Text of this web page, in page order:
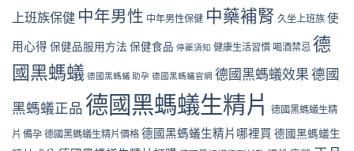
上班族保健 中年男性 中年男性保健 中藥補腎 久坐上班族 使
用心得 保健品服用方法 保健食品 停藥須知 健康生活習慣 喝酒禁忌 德
國黑螞蟻 德國黑螞蟻 助孕 德國黑螞蟻官網 德國黑螞蟻效果德國
黑螞蟻正品 德國黑螞蟻生精片 德國黑螞蟻生精
片 備孕 德國黑螞蟻生精片價格 德國黑螞蟻生精片哪裡買 德國黑螞蟻生